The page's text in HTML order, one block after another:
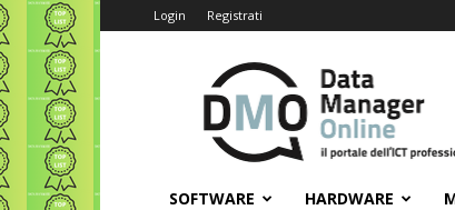
Login Registrati
Data
Manager
Online
SOFTWARE HARDWARE